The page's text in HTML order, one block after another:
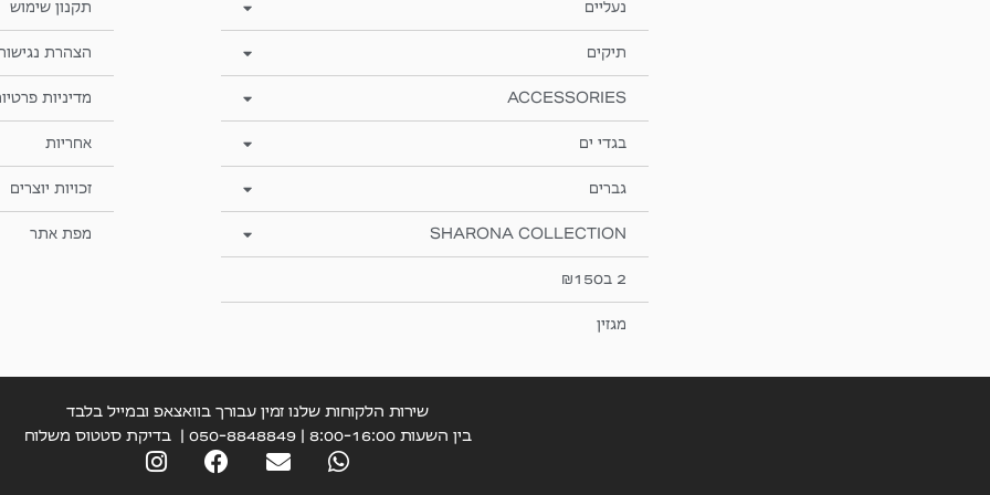
נעליים
תיקים
ACCESSORIES
בגדי ים
גברים
SHARONA COLLECTION
2 ב₪150
מגזין
תקנון שימוש
הצהרת
מדיניות
אחריות
זכויות יוצרים
מפת אתר
שירות הלקוחות שלנו זמין עבורך בוואצאפ ובמייל בלבד
בין השעות 8:00-16:00 | 050-8848849 |
בדיקת סטטוס משלוח